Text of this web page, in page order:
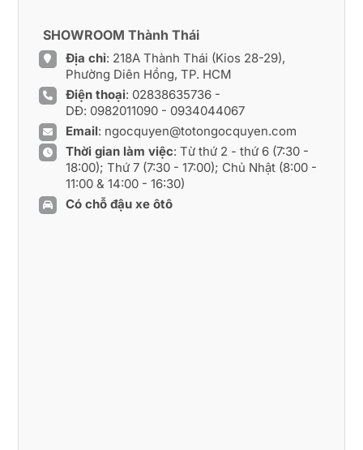
SHOWROOM Thành Thái
Địa chỉ: 218A Thành Thái (Kios 28-29),
Phường Diên Hồng, TP. HCM
Điện thoại: 02838635736 -
DĐ: 0982011090- 0934044067
Email: ngocquyen@totongocquyen.com
Thời gian làm việc: Từ thứ 2 - thứ 6 (7:30 -
18:00); Thứ 7 (7:30 - 17:00); Chủ Nhật (8:00 -
11:00 & 14:00 - 16:30)
Có chỗ đậu xe ôtô